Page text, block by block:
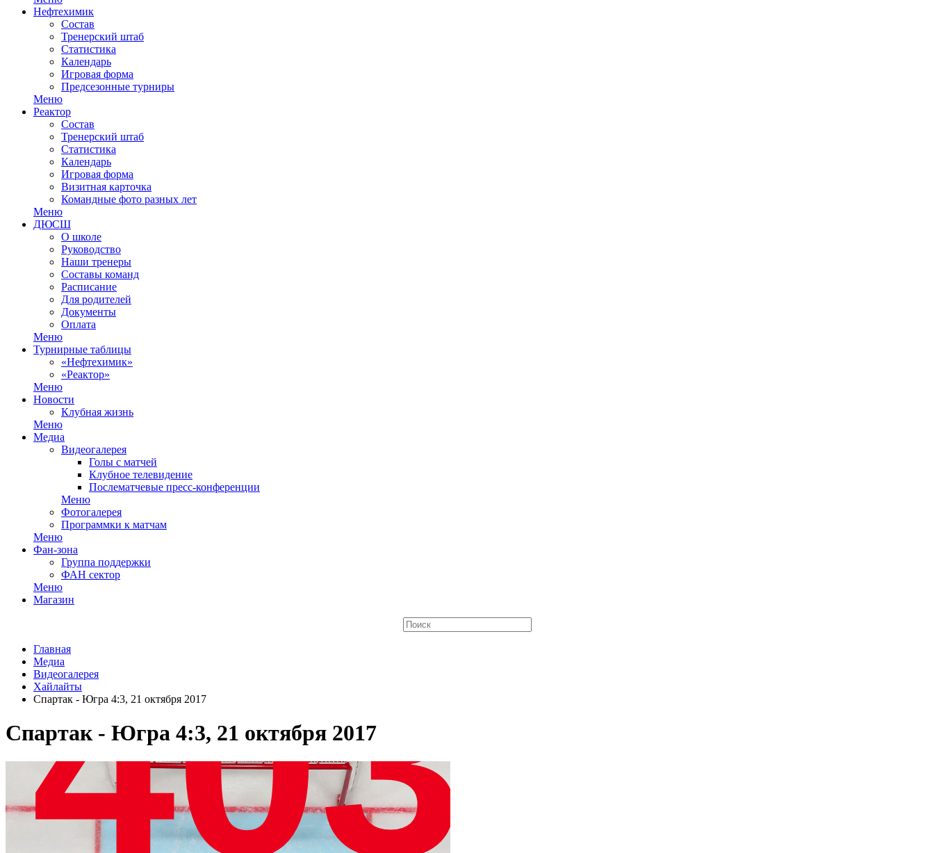
Нефтехимик
Состав
Тренерский штаб
Статистика
Календарь
Игровая форма
Предсезонные турниры
Меню
Реактор
Состав
Тренерский штаб
Статистика
Календарь
Игровая форма
Визитная карточка
Командные фото разных лет
Меню
ДЮСШ
О школе
Руководство
Наши тренеры
Составы команд
Расписание
Для родителей
Документы
Оплата
Меню
Турнирные таблицы
«Нефтехимик»
«Реактор»
Меню
Новости
Клубная жизнь
Меню
Медиа
Видеогалерея
Голы с матчей
Клубное телевидение
Послематчевые пресс-конференции
Меню
Фотогалерея
Программки к матчам
Меню
Фан-зона
Группа поддержки
ФАН сектор
Меню
Магазин
Главная
Медиа
Видеогалерея
Хайлайты
Спартак - Югра 4:3, 21 октября 2017
Спартак - Югра 4:3, 21 октября 2017